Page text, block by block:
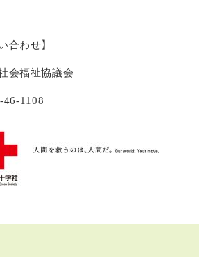
合わせ】
会福祉協議会
1108